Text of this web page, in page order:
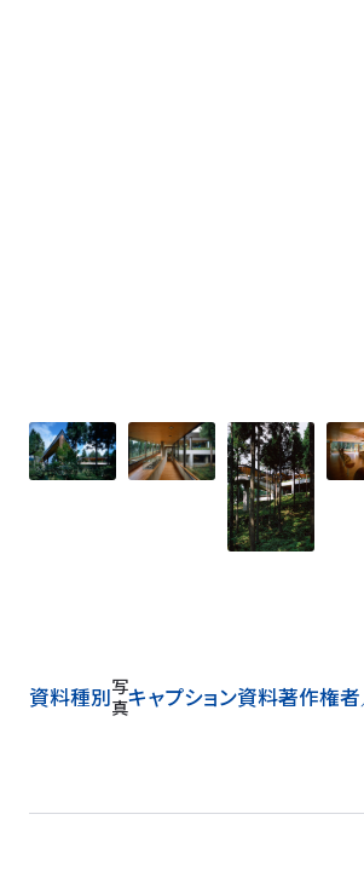
資料種別写
真キャプション資料著作権